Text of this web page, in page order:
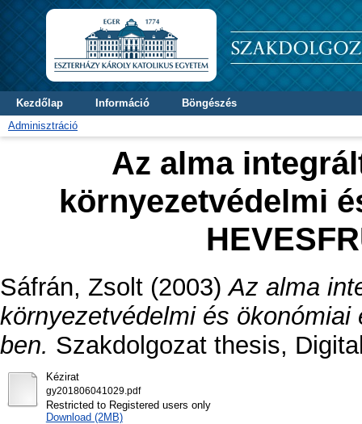
Kezdőlap Információ
Böngészés
Adminisztráció
Az alma
környezetvédelmi
Sáfrán, Zsolt (2003)Az alma
környezetvédelmi és
ben. Szakdolgozat thesis,
Kézirat
gy201806041029.pdf
Restricted to Registered users only
Download (2MB)